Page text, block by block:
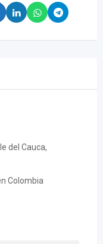
del Cauca,
Colombia